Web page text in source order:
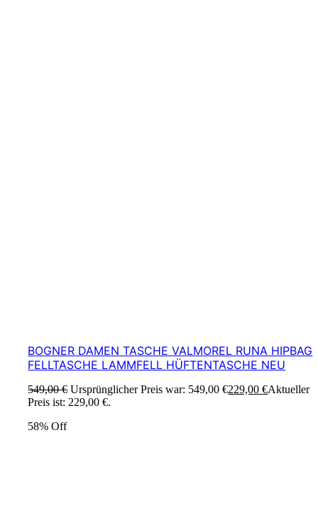
BOGNER DAMEN TASCHE VALMOREL RUNA HIPBAG
FELLTASCHE LAMMFELL HÜFTENTASCHE NEU
549,00€ Ursprünglicher Preis war: 549,00 €229,00€Aktueller
Preis ist: 229,00 €.
58% Off